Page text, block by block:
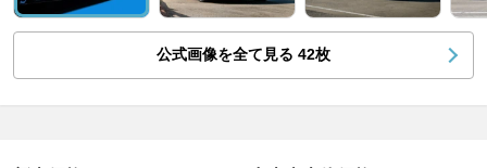
公式画像を全て見る 42枚